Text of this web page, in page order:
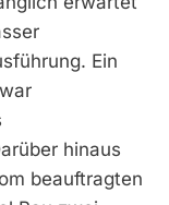
Ein
hinaus
beauftragten